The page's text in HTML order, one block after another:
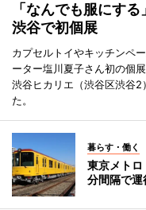
「なんでも服にす
渋谷で初個展
カプセルトイやキッチンペ
ーター塩川夏子さん初の個
渋谷ヒカリエ（渋谷区渋谷
た。
暮らす・働く
東京メト
分間隔で運